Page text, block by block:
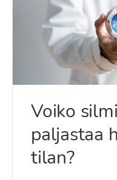
Voiko
paljastaa
tilan?